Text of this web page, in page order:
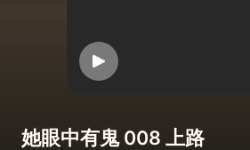
她眼中有鬼 008 上路